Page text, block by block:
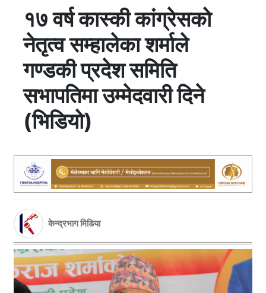
१७ वर्ष कास्की कांग्रेसको
नेतृत्व सम्हालेका शर्माले
गण्डकी प्रदेश समिति
सभापतिमा उम्मेदवारी दिने
(भिडियो)
केन्द्रभाग मिडिया